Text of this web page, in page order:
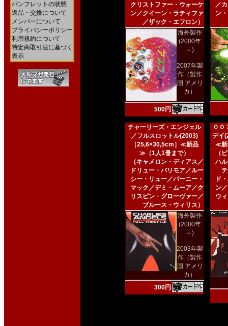
パンフレットの状態
返品・交換について
メンバーについて
プライバシーポリシー
利用規約について
特定商取引法に基づく
表示
クリストファー・ウォーケ
ン／クイーン・ラティファ
／ザック・エフロン）
海外製作
(2000年
～)
2007年製
作（製作
国 アメリ
カ）
500円
／
ン
チャーリーズ・エンジェル
／フルスロットル(2003)
［25,6×30,5cm］≪新品
≫（1人1冊まで）
（キャメロン・ディアス／
ドリュー・バリモア／ルー
シー・リュー／バーニー・
マック／デミ・ムーア／ク
リスピン・グローヴァー／
ブルース・ウィリス）
海外製作
(2000年
～)
2003年製
作（製作
国 アメリ
カ）
300円
００
デイ
≪新
（
ハ
ド
ン
ウ